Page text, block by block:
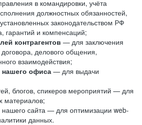
в командировки, учёта
должностных обязанностей,
законодательством РФ
гарантий и компенсаций;
контрагентов — для заключения
делового общения,
взаимодействия;
нашего офиса — для выдачи
блогов, спикеров мероприятий — для
материалов;
нашего сайта — для оптимизации web-
данных.